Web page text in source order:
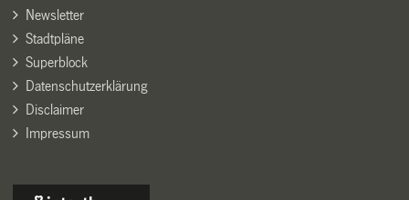
Newsletter
Stadtpläne
Superblock
Datenschutzerklärung
Disclaimer
Impressum